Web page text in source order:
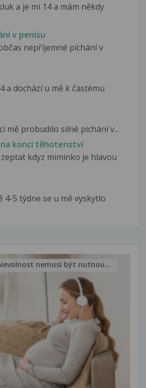
a je mi 14 a mám někdy
v penisu
nepříjemné píchání v
a dochází u mě k častému
mě probudilo silné píchání v...
na konci těhotenství
kdyz miminko je hlavou
4-5 týdne se u mě vyskytlo
nemusí být nutnou...